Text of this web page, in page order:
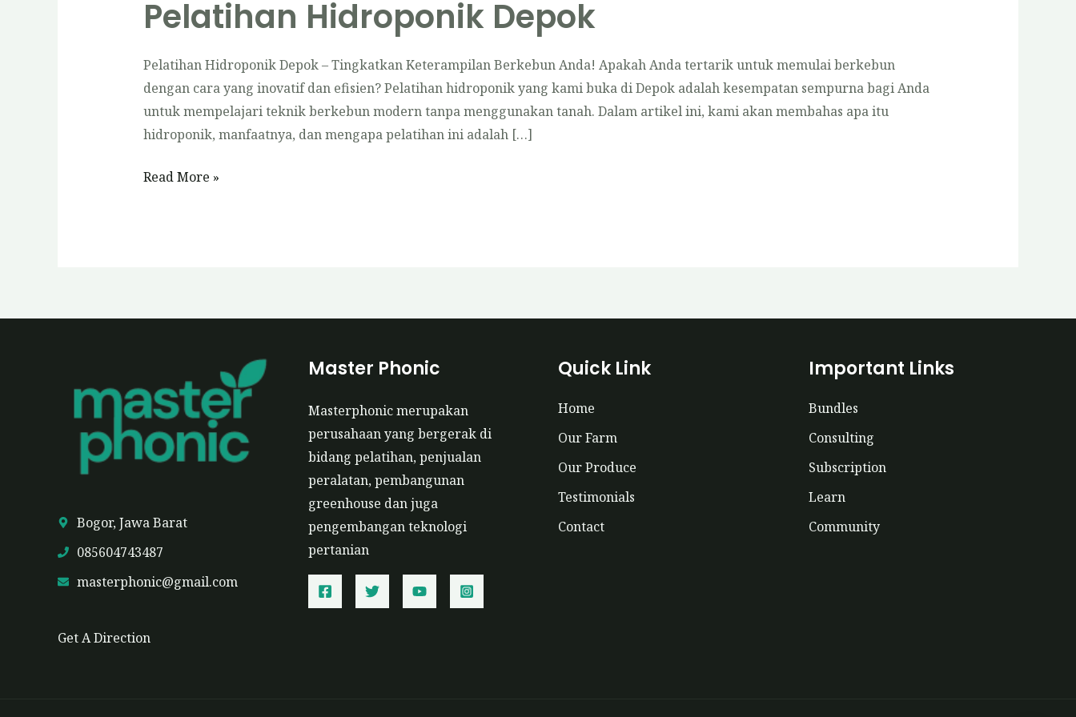
Pelatihan Hidroponik Depok
Pelatihan Hidroponik Depok – Tingkatkan Keterampilan Berkebun Anda! Apakah Anda tertarik untuk memulai berkebun
dengan cara yang inovatif dan efisien? Pelatihan hidroponik yang kami buka di Depok adalah kesempatan sempurna bagi Anda
untuk mempelajari teknik berkebun modern tanpa menggunakan tanah. Dalam artikel ini, kami akan membahas apa itu
hidroponik, manfaatnya, dan mengapa pelatihan ini adalah […]
Pelatihan
Read More »
Bogor, Jawa Barat
085604743487
masterphonic@gmail.com
Get A Direction
Master Phonic
Masterphonic merupakan
perusahaan yang bergerak di
bidang pelatihan, penjualan
peralatan, pembangunan
greenhouse dan juga
pengembangan teknologi
pertanian
Quick Link
Home
Our Farm
Our Produce
Testimonials
Contact
Important Links
Bundles
Consulting
Subscription
Learn
Community